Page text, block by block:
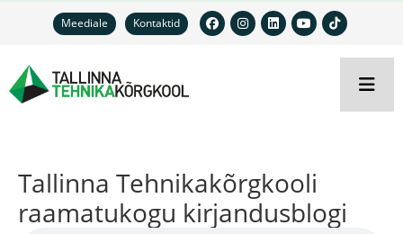
Meediale Kontaktid
Tallinna Tehnikakõrgkooli
raamatukogu kirjandusblogi